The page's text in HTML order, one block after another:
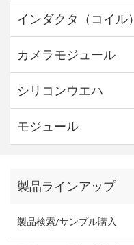
インダクタ（コイル）
カメラモジュール
シリコンウエハ
モジュール
製品ラインアップ
製品検索/サンプル購入